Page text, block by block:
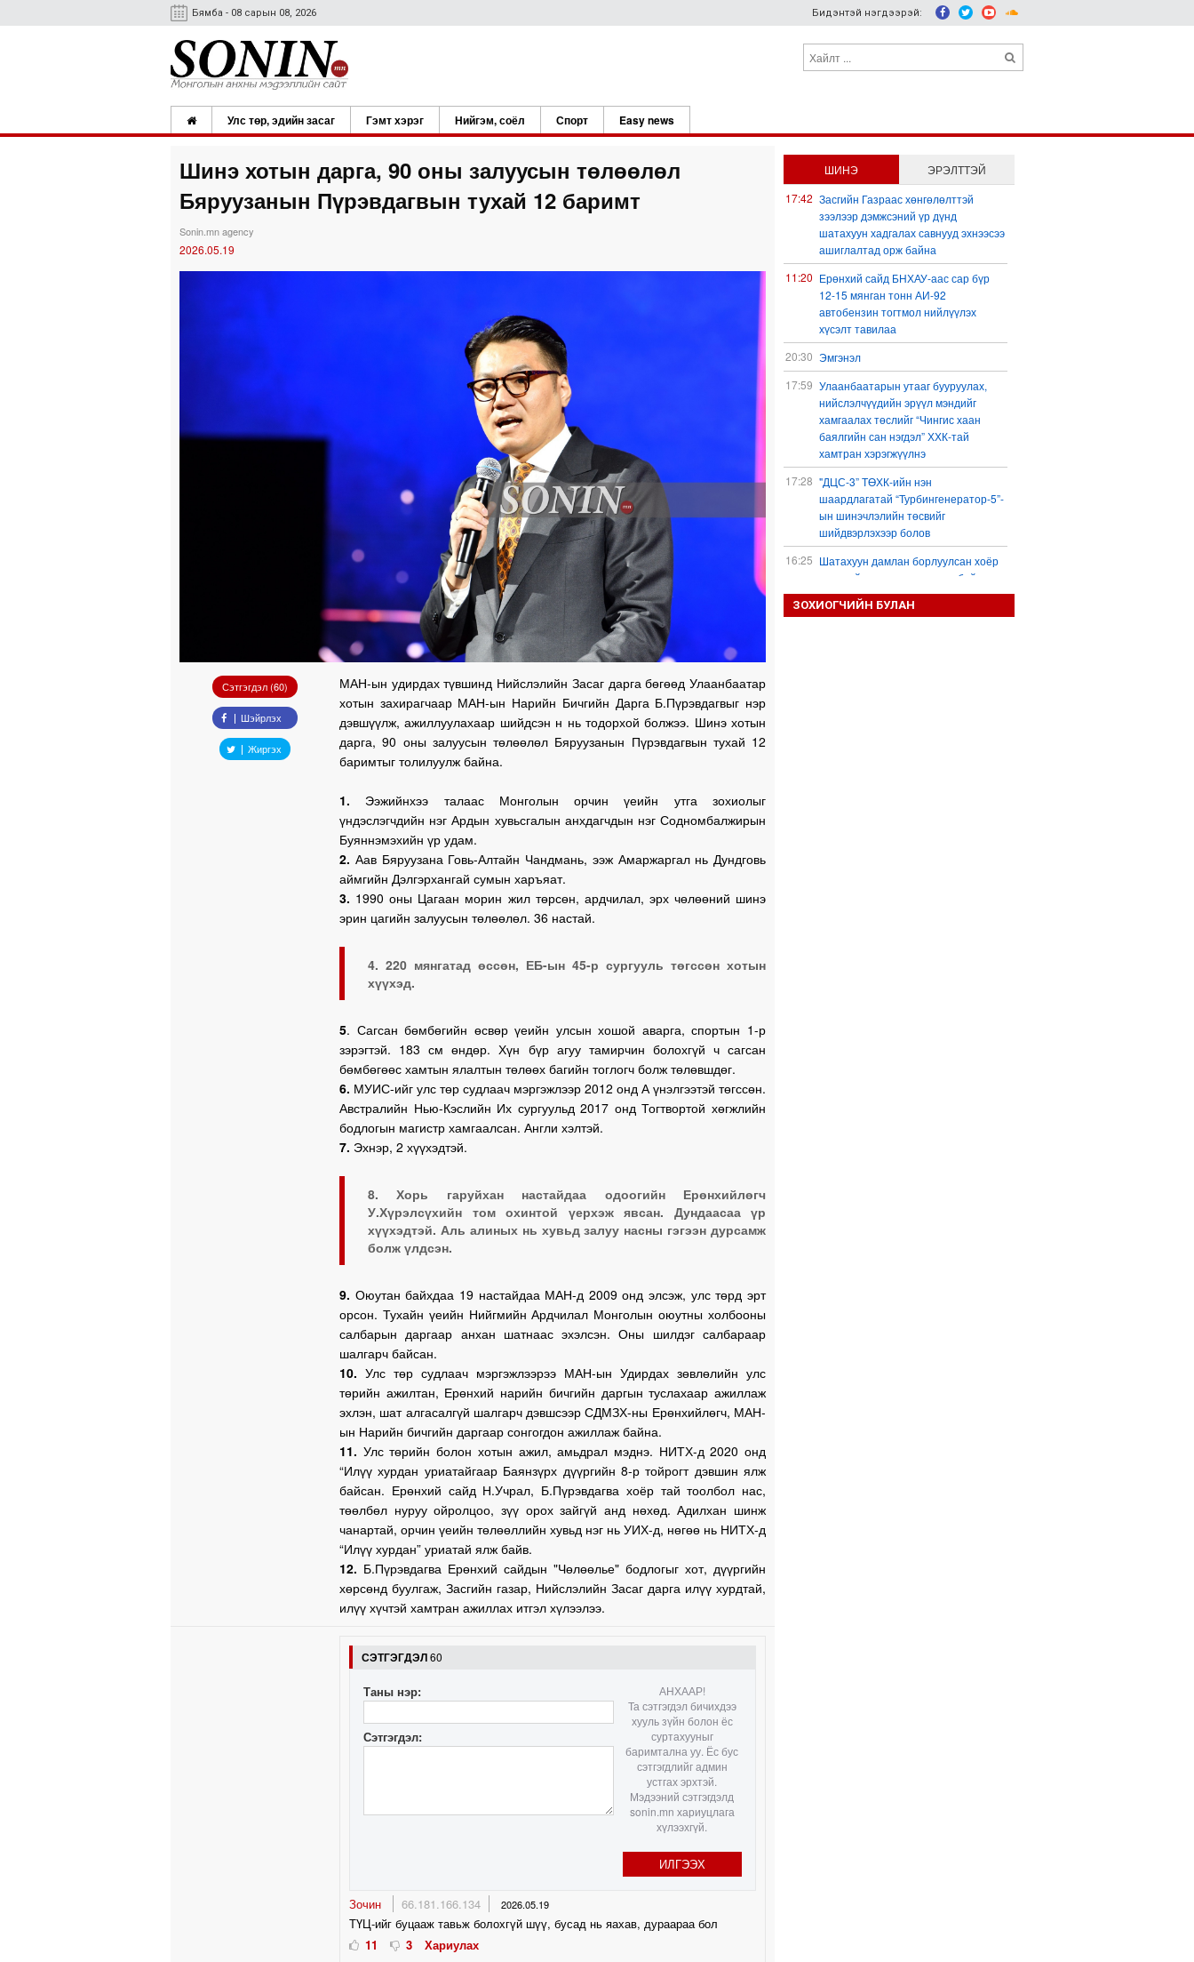
Бямба - 08 сарын 08, 2026 Бидэнтэй нэгдээрэй:
Улс төр, эдийн засаг Гэмт хэрэг Нийгэм, соёл Спорт Easy news
Шинэ хотын дарга, 90 оны залуусын төлөөлөл
Бяруузанын Пүрэвдагвын тухай 12 баримт
Sonin.mn agency
2026.05.19
Сэтгэгдэл (60)
Шэйрлэх
Жиргэх
МАН-ын удирдах түвшинд Нийслэлийн Засаг дарга бөгөөд Улаанбаатар
хотын захирагчаар МАН-ын Нарийн Бичгийн Дарга Б.Пүрэвдагвыг нэр
дэвшүүлж, ажиллуулахаар шийдсэн н нь тодорхой болжээ. Шинэ хотын
дарга, 90 оны залуусын төлөөлөл Бяруузанын Пүрэвдагвын тухай 12
баримтыг толилуулж байна.
1. Ээжийнхээ талаас Монголын орчин үеийн утга зохиолыг
үндэслэгчдийн нэг Ардын хувьсгалын анхдагчдын нэг Содномбалжирын
Буяннэмэхийн үр удам.
2. Аав Бяруузана Говь-Алтайн Чандмань, ээж Амаржаргал нь Дундговь
аймгийн Дэлгэрхангай сумын харъяат.
3. 1990 оны Цагаан морин жил төрсөн, ардчилал, эрх чөлөөний шинэ
эрин цагийн залуусын төлөөлөл. 36 настай.
4. 220 мянгатад өссөн, ЕБ-ын 45-р сургууль төгссөн хотын
хүүхэд.
5. Сагсан бөмбөгийн өсвөр үеийн улсын хошой аварга, спортын 1-р
зэрэгтэй. 183 см өндөр. Хүн бүр агуу тамирчин болохгүй ч сагсан
бөмбөгөөс хамтын ялалтын төлөөх багийн тоглогч болж төлөвшдөг.
6. МУИС-ийг улс төр судлаач мэргэжлээр 2012 онд А үнэлгээтэй төгссөн.
Австралийн Нью-Кэслийн Их сургуульд 2017 онд Тогтвортой хөгжлийн
бодлогын магистр хамгаалсан. Англи хэлтэй.
7. Эхнэр, 2 хүүхэдтэй.
8. Хорь гаруйхан настайдаа одоогийн Ерөнхийлөгч
У.Хүрэлсүхийн том охинтой үерхэж явсан. Дундаасаа үр
хүүхэдтэй. Аль алиных нь хувьд залуу насны гэгээн дурсамж
болж үлдсэн.
9. Оюутан байхдаа 19 настайдаа МАН-д 2009 онд элсэж, улс төрд эрт
орсон. Тухайн үеийн Нийгмийн Ардчилал Монголын оюутны холбооны
салбарын даргаар анхан шатнаас эхэлсэн. Оны шилдэг салбараар
шалгарч байсан.
10. Улс төр судлаач мэргэжлээрээ МАН-ын Удирдах зөвлөлийн улс
төрийн ажилтан, Ерөнхий нарийн бичгийн даргын туслахаар ажиллаж
эхлэн, шат алгасалгүй шалгарч дэвшсээр СДМЗХ-ны Ерөнхийлөгч, МАН-
ын Нарийн бичгийн даргаар сонгогдон ажиллаж байна.
11. Улс төрийн болон хотын ажил, амьдрал мэднэ. НИТХ-д 2020 онд
“Илүү хурдан уриатайгаар Баянзүрх дүүргийн 8-р тойрогт дэвшин ялж
байсан. Ерөнхий сайд Н.Учрал, Б.Пүрэвдагва хоёр тай тоолбол нас,
төөлбөл нуруу ойролцоо, зүү орох зайгүй анд нөхөд. Адилхан шинж
чанартай, орчин үеийн төлөөллийн хувьд нэг нь УИХ-д, нөгөө нь НИТХ-д
“Илүү хурдан” уриатай ялж байв.
12. Б.Пүрэвдагва Ерөнхий сайдын "Чөлөөлье" бодлогыг хот, дүүргийн
хөрсөнд буулгаж, Засгийн газар, Нийслэлийн Засаг дарга илүү хурдтай,
илүү хүчтэй хамтран ажиллах итгэл хүлээлээ.
СЭТГЭГДЭЛ60
Таны нэр:
Сэтгэгдэл:
АНХААР!
Та сэтгэгдэл бичихдээ
хууль зүйн болон ёс
суртахууныг
баримтална уу. Ёс бус
сэтгэгдлийг админ
устгах эрхтэй.
Мэдээний сэтгэгдэлд
sonin.mn хариуцлага
хүлээхгүй.
ИЛГЭЭХ
Зочин 66.181.166.134 2026.05.19
ТҮЦ-ийг буцааж тавьж болохгүй шүү, бусад нь яахав, дураараа бол
11
3
Хариулах
ШИНЭ
ЭРЭЛТТЭЙ
17:42 Засгийн Газраас хөнгөлөлттэй
зээлээр дэмжсэний үр дүнд
шатахуун хадгалах савнууд эхнээсээ
ашиглалтад орж байна
11:20 Ерөнхий сайд БНХАУ-аас сар бүр
12-15 мянган тонн АИ-92
автобензин тогтмол нийлүүлэх
хүсэлт тавилаа
20:30 Эмгэнэл
17:59 Улаанбаатарын утааг бууруулах,
нийслэлчүүдийн эрүүл мэндийг
хамгаалах төслийг “Чингис хаан
баялгийн сан нэгдэл” ХХК-тай
хамтран хэрэгжүүлнэ
17:28 "ДЦС-3” ТӨХК-ийн нэн
шаардлагатай “Турбингенератор-5”-
ын шинэчлэлийн төсвийг
шийдвэрлэхээр болов
16:25 Шатахуун дамлан борлуулсан хоёр
зөрчлийг илрүүлэн шалгаж байна
13:18 “Сэцэн ханы хүлэг” МСУХ-ны 30
ЗОХИОГЧИЙН БУЛАН